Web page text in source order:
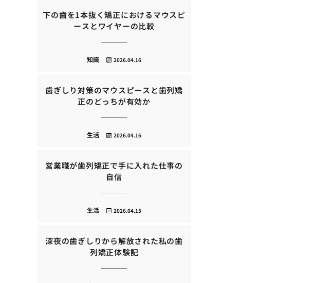
下の歯を1本抜く矯正におけるマウスピ
ースとワイヤーの比較
2026.04.16
知識
歯ぎしり対策のマウスピースと歯列矯
正のどっちが有効か
2026.04.16
生活
営業職が歯列矯正で手に入れた仕事の
自信
2026.04.15
生活
深夜の歯ぎしりから解放された私の歯
列矯正体験記